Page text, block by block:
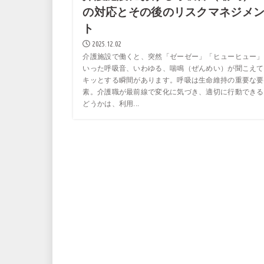
の対応とその後のリスクマネジメン
ト
2025.12.02
介護施設で働くと、突然「ゼーゼー」「ヒューヒュー」
いった呼吸音、いわゆる、喘鳴（ぜんめい）が聞こえ
キッとする瞬間があります。呼吸は生命維持の重要な要
素。介護職が最前線で変化に気づき、適切に行動でき
どうかは、利用...